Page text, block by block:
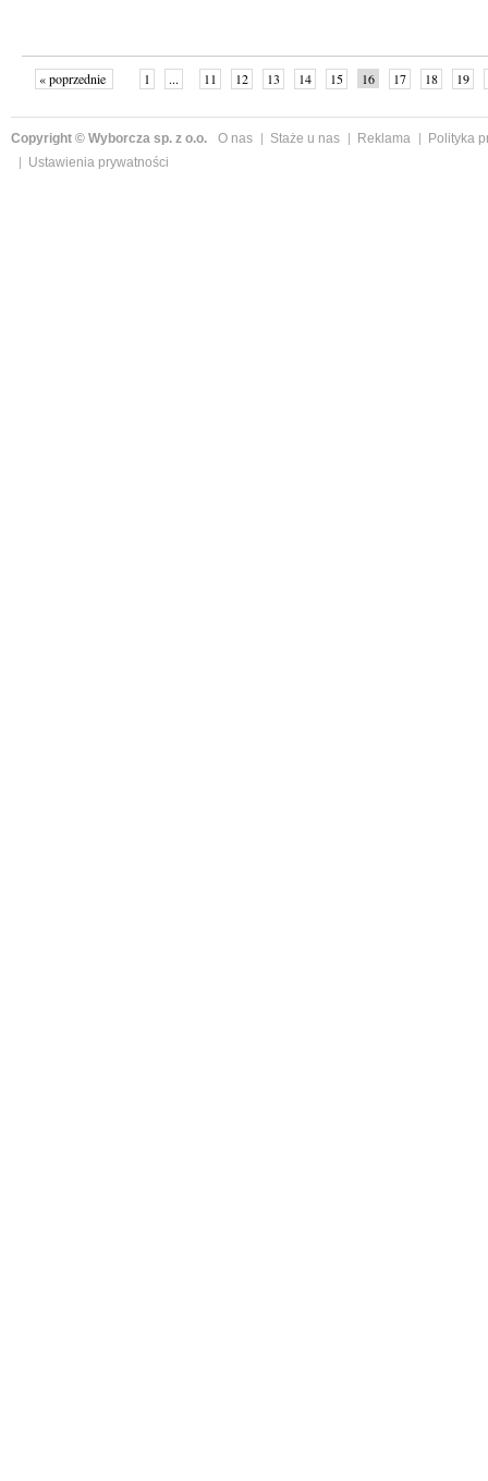
« poprzednie 1 ... 11 12 13 14 15 16 17 18 19
Copyright © Wyborcza sp. z o.o. O nas Staże u nas Reklama
Polityka
Ustawienia prywatności